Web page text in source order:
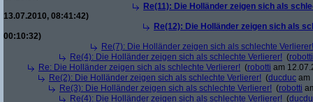
Re(11): Die Holländer zeigen sich als
13.07.2010, 08:41:42)
Re(12): Die Holländer zeigen sich als
00:10:32)
Re(7): Die Holländer zeigen sich als schlechte Verlierer!
Re(4): Die Holländer zeigen sich als schlechte Verlierer! (robotti
Re: Die Holländer zeigen sich als schlechte Verlierer! (robotti am
Re(2): Die Holländer zeigen sich als schlechte Verlierer! (ducduc am
Re(3): Die Holländer zeigen sich als schlechte Verlierer! (robotti
Re(4): Die Holländer zeigen sich als schlechte Verlierer! (